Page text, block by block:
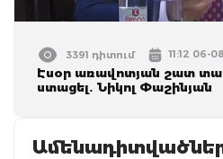
3391 դիտում 11:12 06-
Էսօր առավոտյան շատ
ստացել. Նիկոլ Փաշինյան